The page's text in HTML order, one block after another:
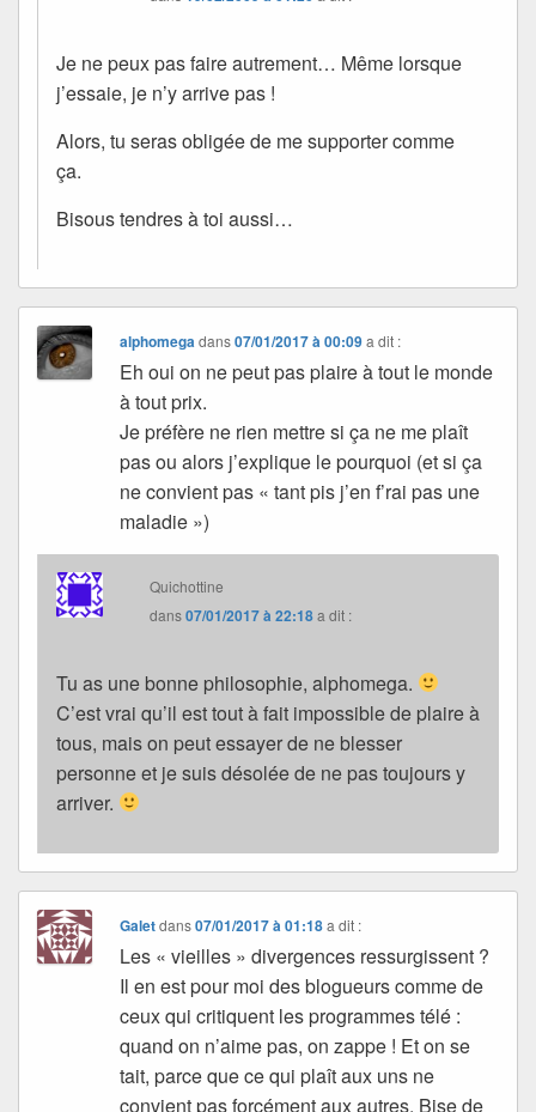
Je ne peux pas faire autrement… Même lorsque
j’essaie, je n’y arrive pas !
Alors, tu seras obligée de me supporter comme
ça.
Bisous tendres à toi aussi…
alphomega dans07/01/2017 à 00:09 a dit :
Eh oui on ne peut pas plaire à tout le monde
à tout prix.
Je préfère ne rien mettre si ça ne me plaît
pas ou alors j’explique le pourquoi (et si ça
ne convient pas « tant pis j’en f’rai pas une
maladie »)
Quichottine
dans07/01/2017 à 22:18a dit :
Tu as une bonne philosophie, alphomega.
C’est vrai qu’il est tout à fait impossible de plaire à
tous, mais on peut essayer de ne blesser
personne et je suis désolée de ne pas toujours y
arriver.
Galetdans07/01/2017 à 01:18 a dit :
Les « vieilles » divergences ressurgissent ?
Il en est pour moi des blogueurs comme de
ceux qui critiquent les programmes télé :
quand on n’aime pas, on zappe ! Et on se
tait, parce que ce qui plaît aux uns ne
convient pas forcément aux autres. Bise de